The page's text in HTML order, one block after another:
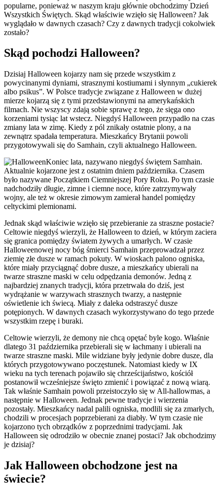
popularne, ponieważ w naszym kraju głównie obchodzimy Dzień
Wszystkich Świętych. Skąd właściwie wzięło się Halloween? Jak
wyglądało w dawnych czasach? Czy z dawnych tradycji cokolwiek
zostało?
Skąd pochodzi Halloween?
Dzisiaj Halloween kojarzy nam się przede wszystkim z
powycinanymi dyniami, strasznymi kostiumami i słynnym „cukierek
albo psikus”. W Polsce tradycje związane z Halloween w dużej
mierze kojarzą się z tymi przedstawionymi na amerykańskich
filmach. Nie wszyscy zdają sobie sprawę z tego, że sięga ono
korzeniami tysiąc lat wstecz. Niegdyś Halloween przypadło na czas
zmiany lata w zimę. Kiedy z pól znikały ostatnie plony, a na
zewnątrz spadała temperatura. Mieszkańcy Brytanii powoli
przygotowywali się do Samhain, czyli aktualnego Halloween.
Koniec lata, nazywano niegdyś świętem Samhain.
Aktualnie kojarzone jest z ostatnim dniem października. Czasem
było nazywane Początkiem Ciemniejszej Pory Roku. Po tym czasie
nadchodziły długie, zimne i ciemne noce, które zatrzymywały
wojny, ale też w okresie zimowym zamierał handel pomiędzy
celtyckimi plemionami.
Jednak skąd właściwie wzięło się przebieranie za straszne postacie?
Celtowie niegdyś wierzyli, że Halloween to dzień, w którym zaciera
się granica pomiędzy światem żywych a umarłych. W czasie
Halloweenowej nocy bóg śmierci Samhain przeprowadzał przez
ziemię złe dusze w ramach pokuty. W wioskach palono ogniska,
które miały przyciągnąć dobre dusze, a mieszkańcy ubierali na
twarze straszne maski w celu odpędzania demonów. Jedną z
najbardziej znanych tradycji, która przetrwała do dziś, jest
wydrążanie w warzywach strasznych twarzy, a następnie
oświetlenie ich świecą. Miały z daleka odstraszyć dusze
potępionych. W dawnych czasach wykorzystywano do tego przede
wszystkim rzepę i buraki.
Celtowie wierzyli, że demony nie chcą opętać byle kogo. Właśnie
dlatego 31 października przebierali się w łachmany i ubierali na
twarze straszne maski. Mile widziane były jedynie dobre dusze, dla
których przygotowywano poczęstunek. Natomiast kiedy w IX
wieku na tych terenach pojawiło się chrześcijaństwo, kościół
postanowił wcześniejsze święto zmienić i powiązać z nową wiarą.
Tak właśnie Samhain powoli przeistoczyło się w All-hallowmas, a
następnie w Halloween. Jednak pewne tradycje i wierzenia
pozostały. Mieszkańcy nadal palili ogniska, modlili się za zmarłych,
chodzili w procesjach poprzebierani za diabły. W tym czasie nie
kojarzono tych obrządków z poprzednimi tradycjami. Jak
Halloween się odrodziło w obecnie znanej postaci? Jak obchodzimy
je dzisiaj?
Jak Halloween obchodzone jest na
świecie?